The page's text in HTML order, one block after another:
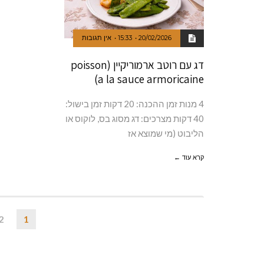
20/02/2026
15:33 אין תגובות
דג עם רוטב ארמוריקיין (poisson
a la sauce armoricaine)
4 מנות זמן ההכנה: 20 דקות זמן בישול:
40 דקות מצרכים: דג מסוג בס, לוקוס או
הליבוט (מי שמוצא אז
קרא עוד ←
1